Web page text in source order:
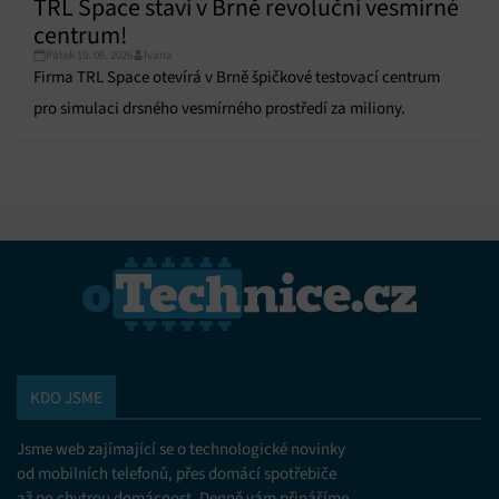
TRL Space staví v Brně revoluční vesmírné
centrum!
Pátek 19. 06. 2026 Ivana
Firma TRL Space otevírá v Brně špičkové testovací centrum
pro simulaci drsného vesmírného prostředí za miliony.
KDO JSME
Jsme web zajímající se o technologické novinky
od mobilních telefonů, přes domácí spotřebiče